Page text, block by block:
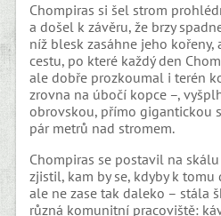
Chompiras si šel strom
a došel k závěru, že brzy
níž blesk zasáhne jeho kořeny,
cestu, po které každý den
ale dobře prozkoumal i terén
zrovna na úbočí kopce –,
obrovskou, přímo gigantickou
pár metrů nad stromem.
Chompiras se postavil na
zjistil, kam by se, kdyby k
ale ne zase tak daleko – stála
různá komunitní pracoviště: